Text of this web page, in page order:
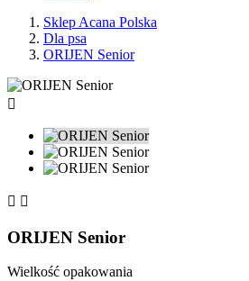
Sklep Acana Polska
Dla psa
ORIJEN Senior

 
ORIJEN Senior
Wielkość opakowania